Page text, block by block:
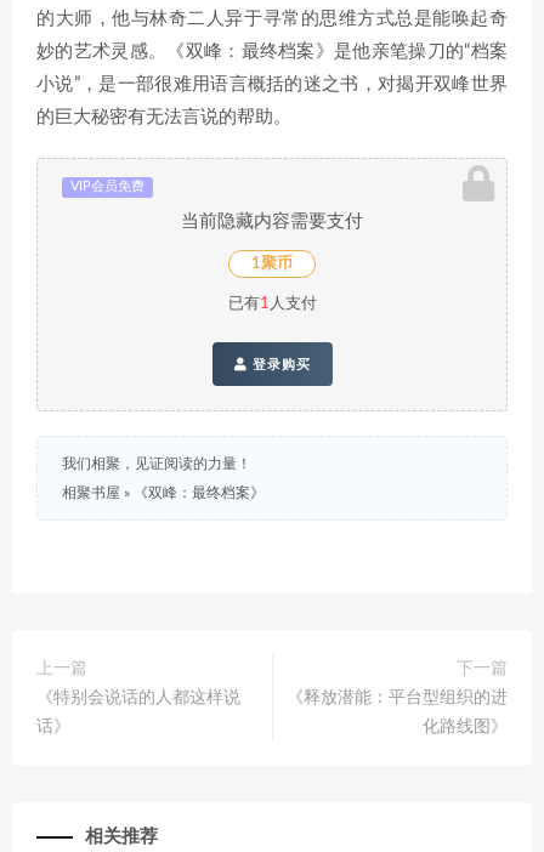
的大师，他与林奇二人异于寻常的思维方式总是能唤起奇
妙的艺术灵感。《双峰：最终档案》是他亲笔操刀的“档案
小说”，是一部很难用语言概括的迷之书，对揭开双峰世界
的巨大秘密有无法言说的帮助。
VIP会员免费
当前隐藏内容需要支付
1聚币
已有1 人支付
登录购买
我们相聚，见证阅读的力量！
相聚书屋 » 《双峰：最终档案》
上一篇
《特别会说话的人都这样说
话》
下一篇
《释放潜能：平台型组织的进
化路线图》
相关推荐